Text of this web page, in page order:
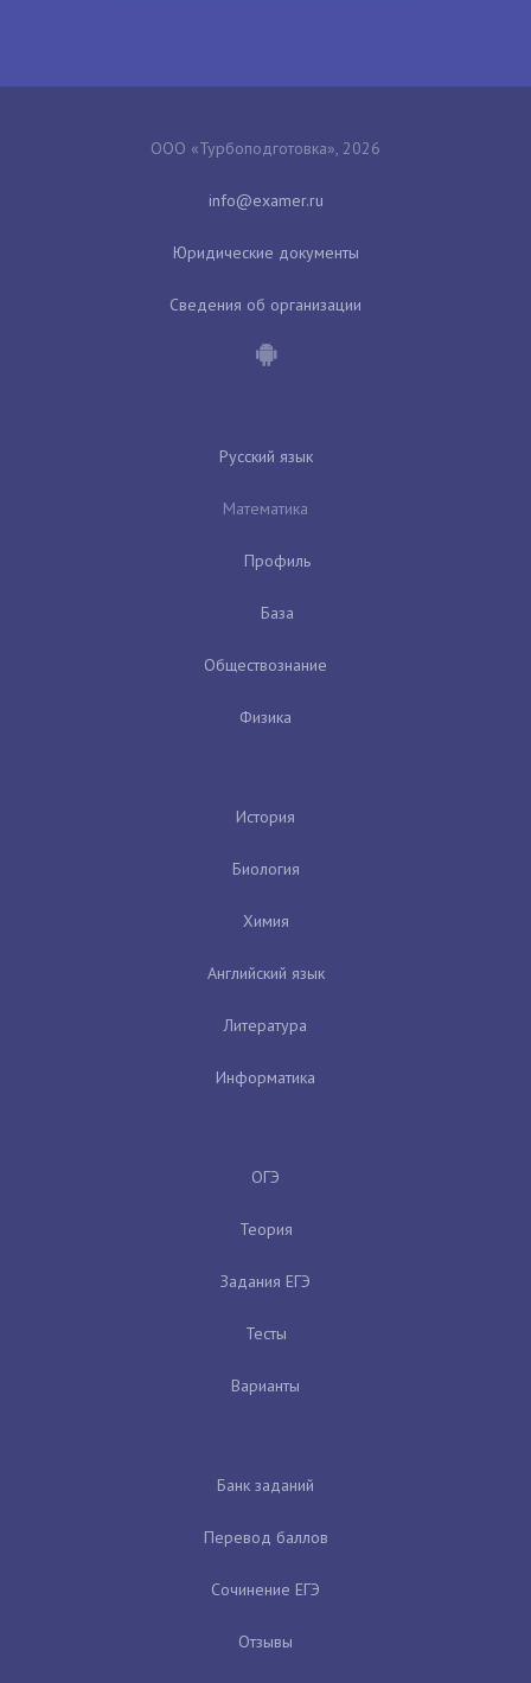
ООО «Турбоподготовка», 2026
Юридические документы
Сведения об организации
Русский язык
Математика
Профиль
База
Обществознание
Физика
История
Биология
Химия
Английский язык
Литература
Информатика
ОГЭ
Теория
Задания ЕГЭ
Тесты
Варианты
Банк заданий
Перевод баллов
Сочинение ЕГЭ
Отзывы